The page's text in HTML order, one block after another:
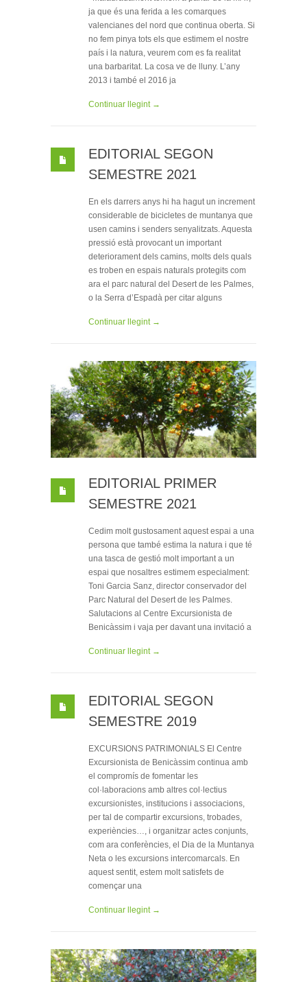
ja que és una ferida a les comarques
valencianes del nord que continua oberta. Si
no fem pinya tots els que estimem el nostre
país i la natura, veurem com es fa realitat
una barbaritat. La cosa ve de lluny. L’any
2013 i també el 2016 ja
Continuar llegint →
EDITORIAL SEGON
SEMESTRE 2021
En els darrers anys hi ha hagut un increment
considerable de bicicletes de muntanya que
usen camins i senders senyalitzats. Aquesta
pressió està provocant un important
deteriorament dels camins, molts dels quals
es troben en espais naturals protegits com
ara el parc natural del Desert de les Palmes,
o la Serra d’Espadà per citar alguns
Continuar llegint →
EDITORIAL PRIMER
SEMESTRE 2021
Cedim molt gustosament aquest espai a una
persona que també estima la natura i que té
una tasca de gestió molt important a un
espai que nosaltres estimem especialment:
Toni Garcia Sanz, director conservador del
Parc Natural del Desert de les Palmes.
Salutacions al Centre Excursionista de
Benicàssim i vaja per davant una invitació a
Continuar llegint →
EDITORIAL SEGON
SEMESTRE 2019
EXCURSIONS PATRIMONIALS El Centre
Excursionista de Benicàssim continua amb
el compromís de fomentar les
col·laboracions amb altres col·lectius
excursionistes, institucions i associacions,
per tal de compartir excursions, trobades,
experiències…, i organitzar actes conjunts,
com ara conferències, el Dia de la Muntanya
Neta o les excursions intercomarcals. En
aquest sentit, estem molt satisfets de
començar una
Continuar llegint →